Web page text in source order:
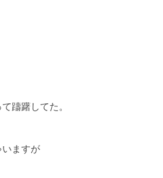
躊躇してた。
ますが